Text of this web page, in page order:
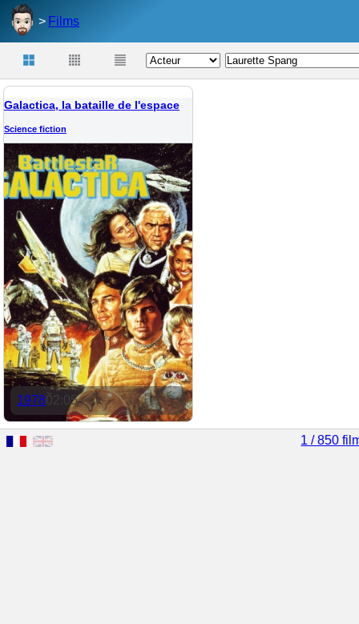
Films
Galactica, la bataille de l'espace
Science fiction
197802:05
1 / 850